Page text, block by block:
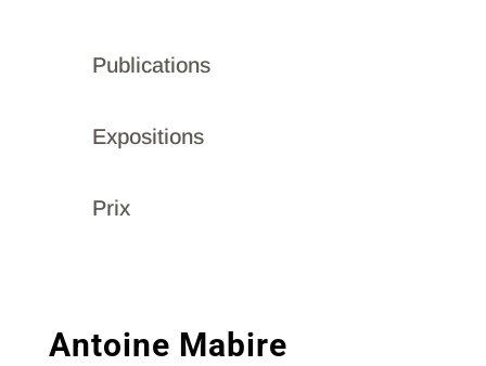
Publications
Expositions
Prix
Antoine Mabire